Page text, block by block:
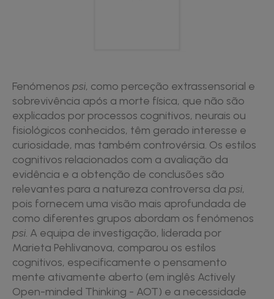
Fenómenos psi, como perceção extrassensorial e
sobrevivência após a morte física, que não são
explicados por processos cognitivos, neurais ou
fisiológicos conhecidos, têm gerado interesse e
curiosidade, mas também controvérsia. Os estilos
cognitivos relacionados com a avaliação da
evidência e a obtenção de conclusões são
relevantes para a natureza controversa da psi,
pois fornecem uma visão mais aprofundada de
como diferentes grupos abordam os fenómenos
psi. A equipa de investigação, liderada por
Marieta Pehlivanova, comparou os estilos
cognitivos, especificamente o pensamento
mente ativamente aberto (em inglês Actively
Open-minded Thinking - AOT) e a necessidade